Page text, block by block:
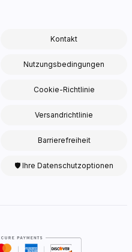
Kontakt
Nutzungsbedingungen
Cookie-Richtlinie
Versandrichtlinie
Barrierefreiheit
🛡 Ihre Datenschutzoptionen